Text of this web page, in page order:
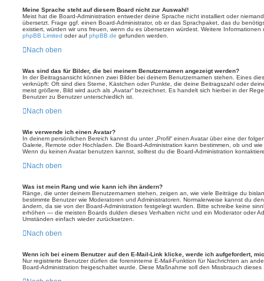
Meine Sprache steht auf diesem Board nicht zur Auswahl!
Meist hat die Board-Administration entweder deine Sprache nicht installiert oder
übersetzt. Frage ggf. einen Board-Administrator, ob er das Sprachpaket, das du
existiert, würden wir uns freuen, wenn du es übersetzen würdest. Weitere
phpBB Limited oder auf phpBB.de gefunden werden.
Nach oben
Was sind das für Bilder, die bei meinem Benutzernamen angezeigt werden?
In der Beitragsansicht können zwei Bilder bei deinem Benutzernamen stehen. Eines
verknüpft: Oft sind dies Sterne, Kästchen oder Punkte, die deine Beitragszahl oder
meist größere, Bild wird auch als „Avatar“ bezeichnet. Es handelt sich hierbei in der
Benutzer zu Benutzer unterschiedlich ist.
Nach oben
Wie verwende ich einen Avatar?
In deinem persönlichen Bereich kannst du unter „Profil“ einen Avatar über eine der
Galerie, Remote oder Hochladen. Die Board-Administration kann bestimmen, ob und
Wenn du keinen Avatar benutzen kannst, solltest du die Board-Administration
Nach oben
Was ist mein Rang und wie kann ich ihn ändern?
Ränge, die unter deinem Benutzernamen stehen, zeigen an, wie viele Beiträge du
bestimmte Benutzer wie Moderatoren und Administratoren. Normalerweise kannst du
ändern, da sie von der Board-Administration festgelegt wurden. Bitte schreibe keine
erhöhen — die meisten Boards dulden dieses Verhalten nicht und ein Moderator oder
Umständen einfach wieder zurücksetzen.
Nach oben
Wenn ich bei einem Benutzer auf den E-Mail-Link klicke, werde ich aufgefordert,
Nur registrierte Benutzer dürfen die foreninterne E-Mail-Funktion für Nachrichten an
Board-Administration freigeschaltet wurde. Diese Maßnahme soll den Missbrauch